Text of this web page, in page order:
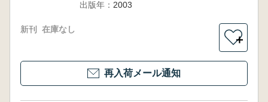
出版年： 2003
新刊 在庫なし
＋
再入荷メール通知